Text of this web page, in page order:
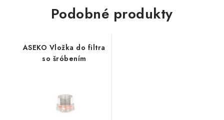
Podobné produkty
ASEKO Vložka do filtra
so šróbením